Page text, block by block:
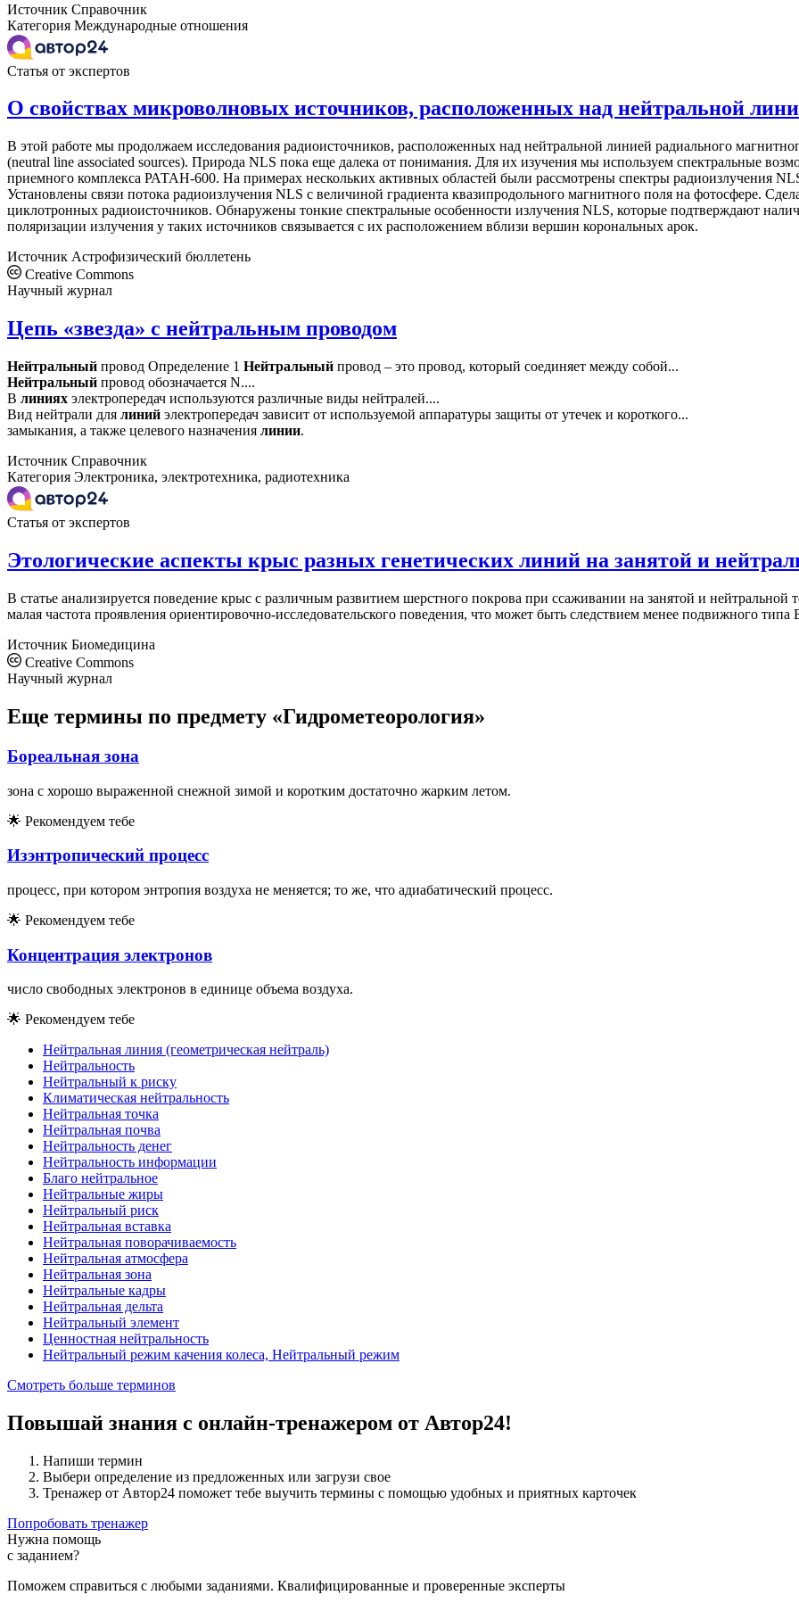
Источник Справочник
Категория Международные отношения
Статья от экспертов
О свойствах микроволновых источников, расположенных над нейтральной
В этой работе мы продолжаем исследования радиоисточников, расположенных над нейтральной линией радиального
(neutral line associated sources). Природа NLS пока еще далека от понимания. Для их изучения мы используем спектральные
приемного комплекса РАТАН-600. На примерах нескольких активных областей были рассмотрены спектры радиоизлучения
Установлены связи потока радиоизлучения NLS с величиной градиента квазипродольного магнитного поля на фотосфере.
циклотронных радиоисточников. Обнаружены тонкие спектральные особенности излучения NLS, которые подтверждают
поляризации излучения у таких источников связывается с их расположением вблизи вершин корональных арок.
Источник Астрофизический бюллетень
Creative Commons
Научный журнал
Цепь «звезда» с нейтральным проводом
Нейтральный провод Определение 1 Нейтральный провод – это провод, который соединяет между собой...
Нейтральный провод обозначается N....
В линиях электропередач используются различные виды нейтралей....
Вид нейтрали для линий электропередач зависит от используемой аппаратуры защиты от утечек и короткого...
замыкания, а также целевого назначения линии.
Источник Справочник
Категория Электроника, электротехника, радиотехника
Статья от экспертов
Этологические аспекты крыс разных генетических линий на занятой и
В статье анализируется поведение крыс с различным развитием шерстного покрова при ссаживании на занятой и
малая частота проявления ориентировочно-исследовательского поведения, что может быть следствием менее подвижного
Источник Биомедицина
Creative Commons
Научный журнал
Еще термины по предмету «Гидрометеорология»
Бореальная зона
зона с хорошо выраженной снежной зимой и коротким достаточно жарким летом.
🌟 Рекомендуем тебе
Изэнтропический процесс
процесс, при котором энтропия воздуха не меняется; то же, что адиабатический процесс.
🌟 Рекомендуем тебе
Концентрация электронов
число свободных электронов в единице объема воздуха.
🌟 Рекомендуем тебе
Нейтральная линия (геометрическая нейтраль)
Нейтральность
Нейтральный к риску
Климатическая нейтральность
Нейтральная точка
Нейтральная почва
Нейтральность денег
Нейтральность информации
Благо нейтральное
Нейтральные жиры
Нейтральный риск
Нейтральная вставка
Нейтральная поворачиваемость
Нейтральная атмосфера
Нейтральная зона
Нейтральные кадры
Нейтральная дельта
Нейтральный элемент
Ценностная нейтральность
Нейтральный режим качения колеса, Нейтральный режим
Смотреть больше терминов
Повышай знания с онлайн-тренажером от Автор24!
Напиши термин
Выбери определение из предложенных или загрузи свое
Тренажер от Автор24 поможет тебе выучить термины с помощью удобных и приятных карточек
Попробовать тренажер
Нужна помощь
с заданием?
Поможем справиться с любыми заданиями. Квалифицированные и проверенные эксперты